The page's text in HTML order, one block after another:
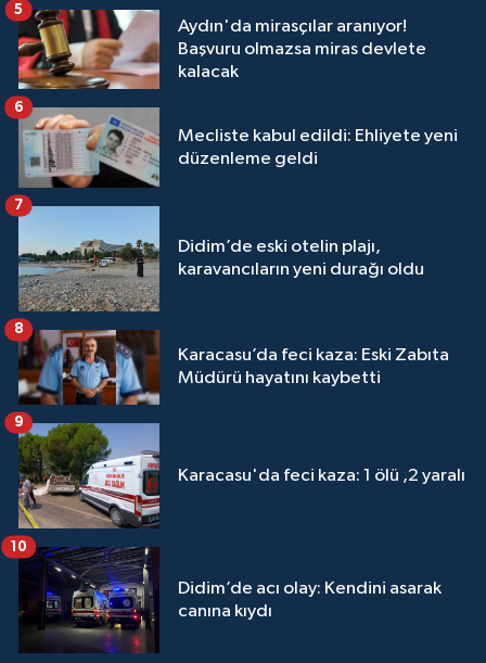
Aydın'da mirasçılar aranıyor!
Başvuru olmazsa miras devlete
kalacak
5
Mecliste kabul edildi: Ehliyete yeni
düzenleme geldi
6
Didim’de eski otelin plajı,
karavancıların yeni durağı oldu
7
Karacasu’da feci kaza: Eski Zabıta
Müdürü hayatını kaybetti
8
Karacasu'da feci kaza: 1 ölü ,2 yaralı
9
Didim’de acı olay: Kendini asarak
canına kıydı
10